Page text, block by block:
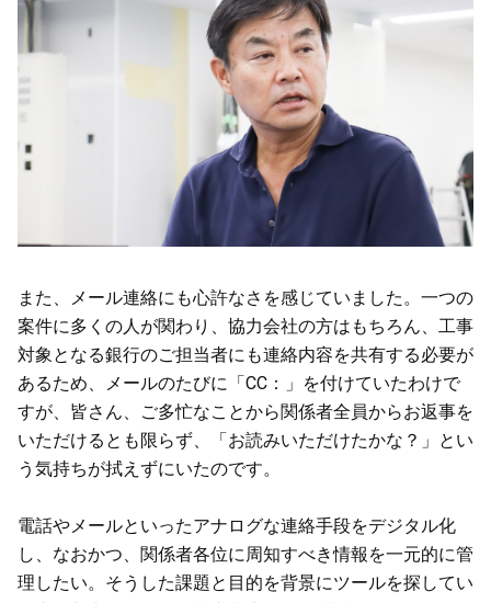
また、メール連絡にも心許なさを感じていました。一つの
案件に多くの人が関わり、協力会社の方はもちろん、工事
対象となる銀行のご担当者にも連絡内容を共有する必要が
あるため、メールのたびに「CC：」を付けていたわけで
すが、皆さん、ご多忙なことから関係者全員からお返事を
いただけるとも限らず、「お読みいただけたかな？」とい
う気持ちが拭えずにいたのです。
電話やメールといったアナログな連絡手段をデジタル化
し、なおかつ、関係者各位に周知すべき情報を一元的に管
理したい。そうした課題と目的を背景にツールを探してい